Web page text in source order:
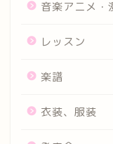
音楽アニメ・
レッスン
楽譜
衣装、服装